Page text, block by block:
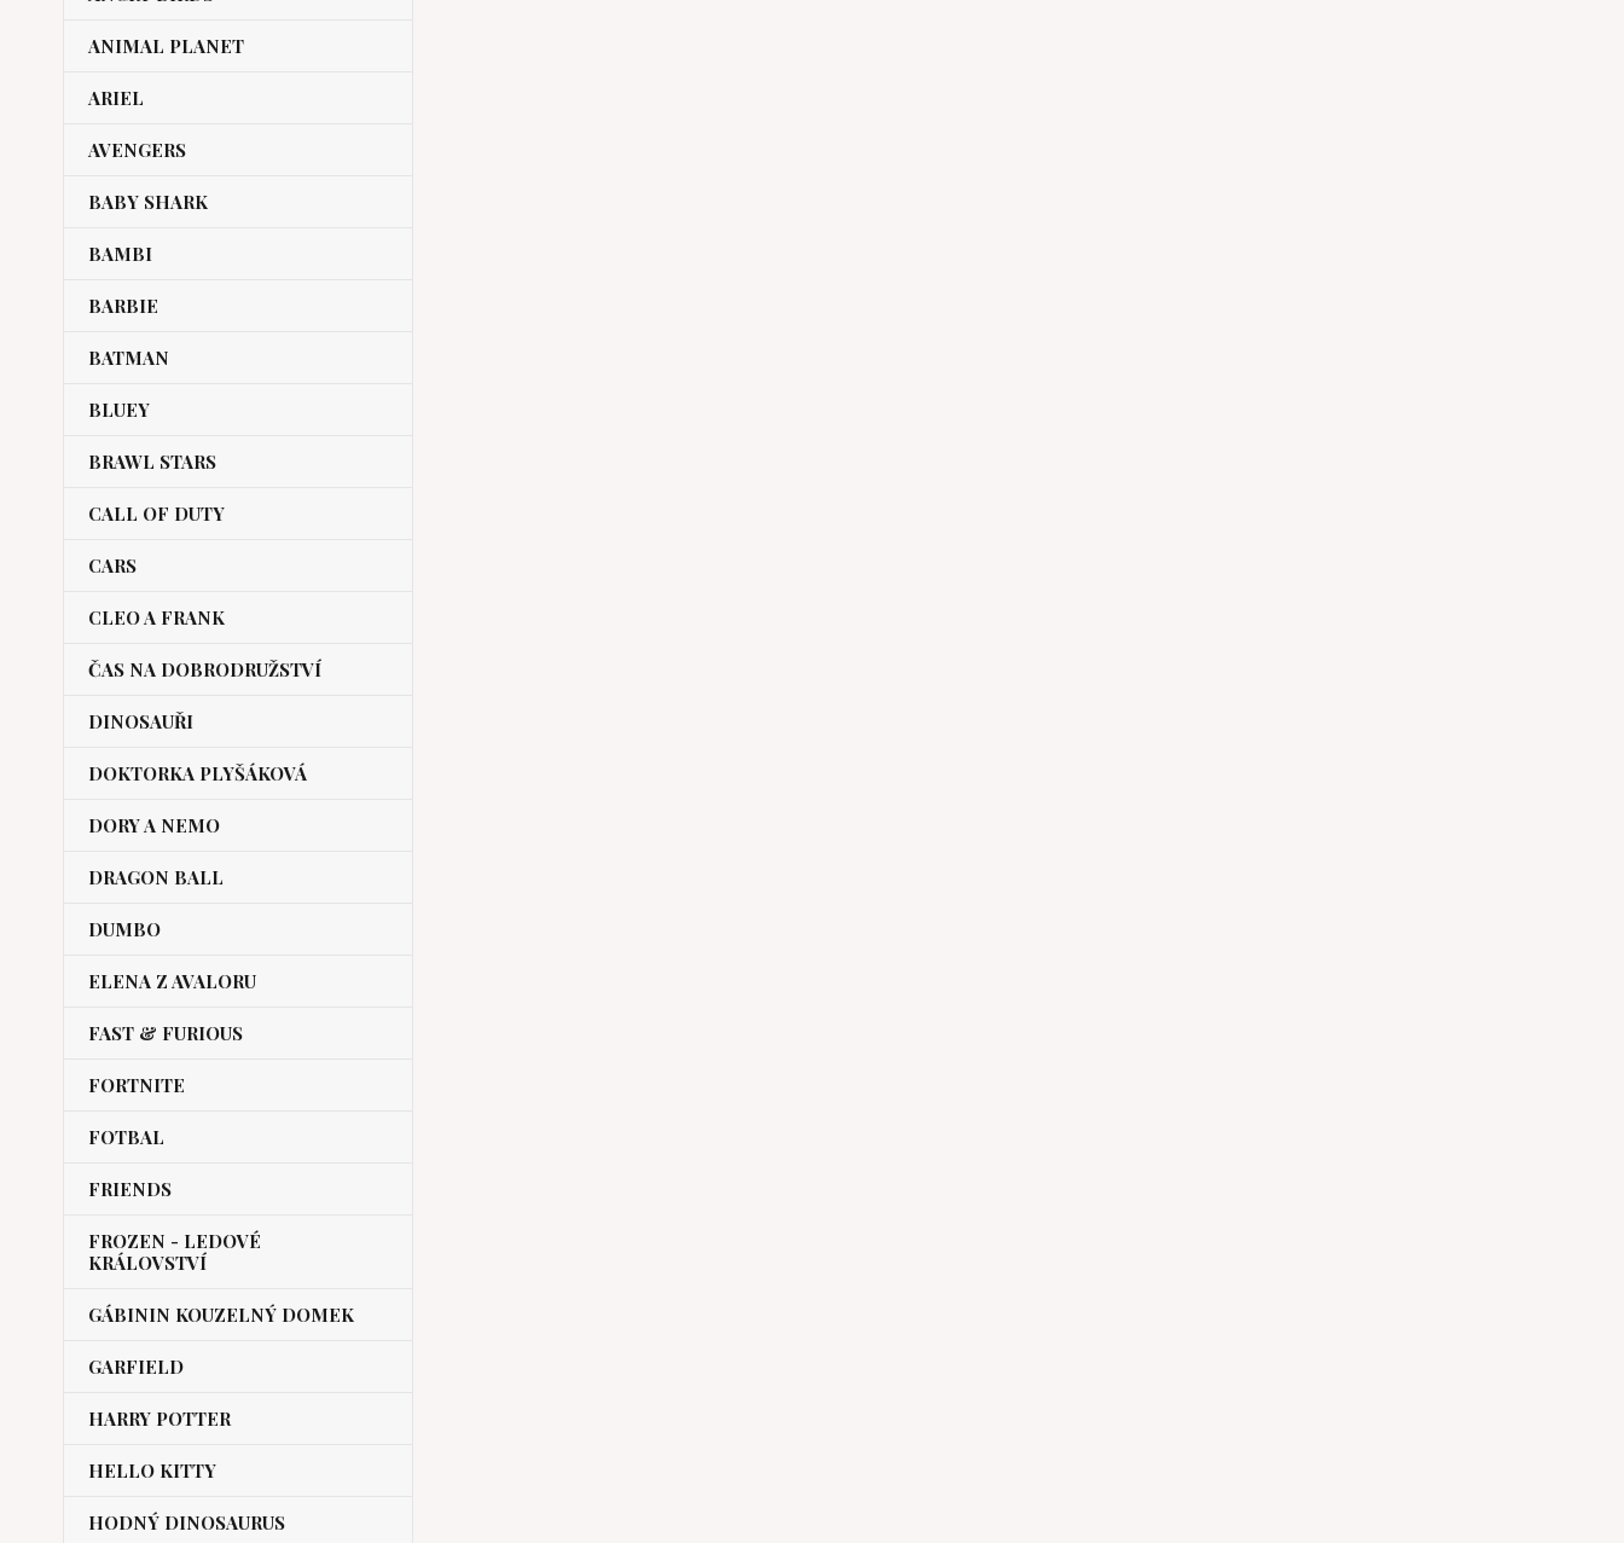
ANIMAL PLANET
ARIEL
AVENGERS
BABY SHARK
BAMBI
BARBIE
BATMAN
BLUEY
BRAWL STARS
CALL OF DUTY
CARS
CLEO A FRANK
ČAS NA DOBRODRUŽSTVÍ
DINOSAUŘI
DOKTORKA PLYŠÁKOVÁ
DORY A NEMO
DRAGON BALL
DUMBO
ELENA Z AVALORU
FAST & FURIOUS
FORTNITE
FOTBAL
FRIENDS
FROZEN - LEDOVÉ
KRÁLOVSTVÍ
GÁBININ KOUZELNÝ DOMEK
GARFIELD
HARRY POTTER
HELLO KITTY
HODNÝ DINOSAURUS